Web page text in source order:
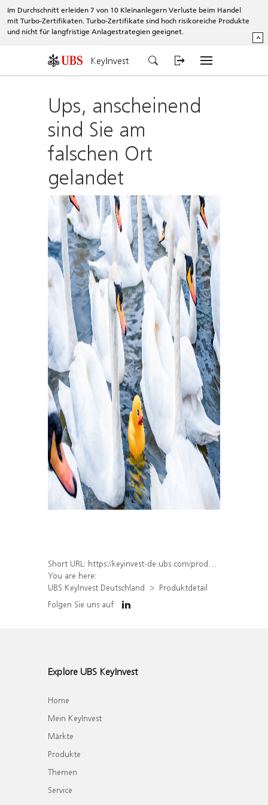
Im Durchschnitt erleiden 7 von 10 Kleinanlegern Verluste beim Handel
mit Turbo-Zertifikaten. Turbo-Zertifikate sind hoch risikoreiche Produkte
und nicht für langfristige Anlagestrategien geeignet.
^
KeyInvest
Ups, anscheinend
sind Sie am
falschen Ort
gelandet
Short URL: https://keyinvest-de.ubs.com/produkt/detail/index/isin/DE000WA6WBJ1
You are here:
UBS KeyInvest Deutschland
Produktdetail
Folgen Sie uns auf
Explore UBS KeyInvest
Home
Mein KeyInvest
Märkte
Produkte
Themen
Service